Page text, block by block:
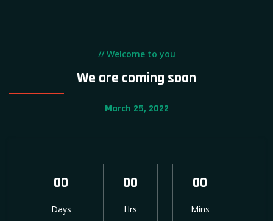
// Welcome to you
We are coming soon
March 25, 2022
00
Days
00
Hrs
00
Mins